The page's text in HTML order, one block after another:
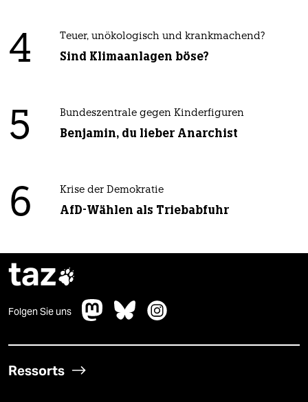
4 Teuer, unökologisch und krankmachend?
Sind Klimaanlagen böse?
5 Bundeszentrale gegen Kinderfiguren
Benjamin, du lieber Anarchist
6 Krise der Demokratie
AfD-Wählen als Triebabfuhr
taz
Folgen Sie uns
Ressorts